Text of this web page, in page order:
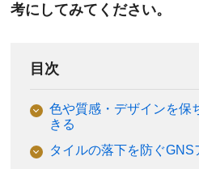
考にしてみてください。
目次
色や質感・デザインを保
きる
タイルの落下を防ぐGNS